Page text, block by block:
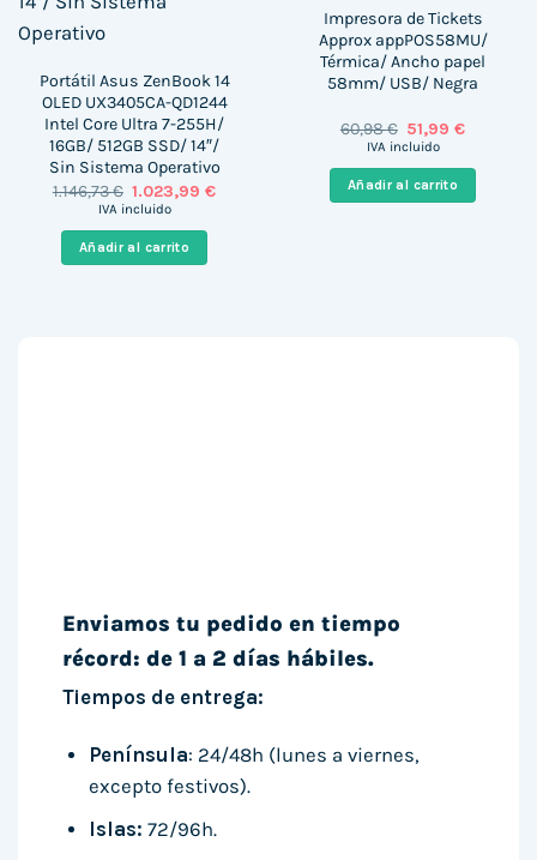
Portátil Asus ZenBook 14
OLED UX3405CA-QD1244
Intel Core Ultra 7-255H/
16GB/ 512GB SSD/ 14″/
Sin Sistema Operativo
1.146,73€ El
precio
era:
1.146,73 €.
1.023,99€El
IVA incluido
Añadir al carrito
Impresora de Tickets
Approx appPOS58MU/
Térmica/ Ancho papel
58mm/ USB/ Negra
60,98€ El
precio
era:
60,98 €.
51,99€El
es:
51,99 €.
IVA incluido
Añadir al carrito
Enviamos tu pedido en tiempo
récord: de 1 a 2 días hábiles.
Tiempos de entrega:
Península: 24/48h (lunes a viernes,
excepto festivos).
Islas: 72/96h.